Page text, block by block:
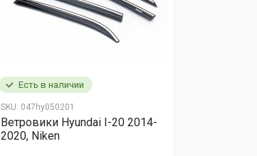
Есть в наличии
SKU: 047hy050201
Ветровики Hyundai I-20 2014-
2020, Niken